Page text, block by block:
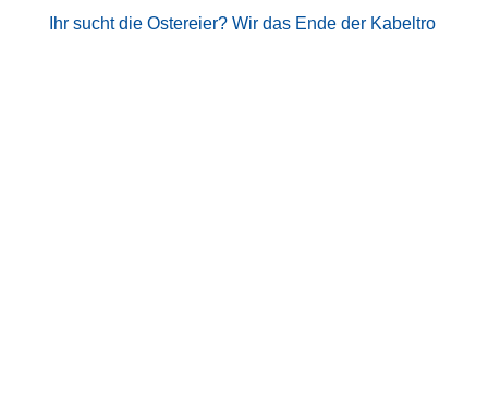
Ihr sucht die Ostereier? Wir das Ende der Kabeltro